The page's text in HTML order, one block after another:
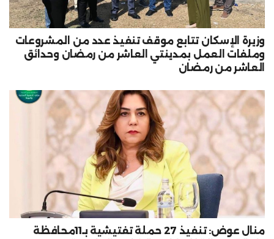
وزيرة الإسكان تتابع موقف تنفيذ عدد من المشروعات
وملفات العمل بمدينتي العاشر من رمضان وحدائق
العاشر من رمضان
منال عوض: تنفيذ 27 حملة تفتيشية بـ11محافظة